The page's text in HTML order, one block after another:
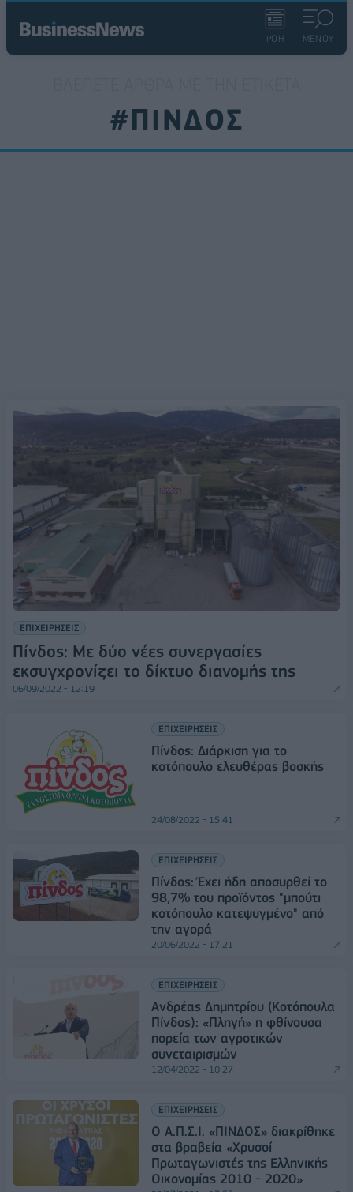
ΡΟΗ ΜΕΝΟΥ
#ΠΙΝΔΟΣ
ΕΠΙΧΕΙΡΗΣΕΙΣ
Πίνδος: Με δύο νέες συνεργασίες
εκσυγχρονίζει το δίκτυο διανομής της
06/09/2022 - 12:19
ΕΠΙΧΕΙΡΗΣΕΙΣ
Πίνδος: Διάρκιση για το
κοτόπουλο ελευθέρας βοσκής
24/08/2022 - 15:41
ΕΠΙΧΕΙΡΗΣΕΙΣ
Πίνδος: Έχει ήδη αποσυρθεί το
98,7% του προϊόντος "μπούτι
κοτόπουλο κατεψυγμένο" από
την αγορά
20/06/2022 - 17:21
ΕΠΙΧΕΙΡΗΣΕΙΣ
Aνδρέας Δημητρίου (Κοτόπουλα
Πίνδος): «Πληγή» η φθίνουσα
πορεία των αγροτικών
συνεταιρισμών
12/04/2022 - 10:27
ΕΠΙΧΕΙΡΗΣΕΙΣ
Ο Α.Π.Σ.Ι. «ΠΙΝΔΟΣ» διακρίθηκε
στα βραβεία «Χρυσοί
Πρωταγωνιστές της Ελληνικής
Οικονομίας 2010 - 2020»